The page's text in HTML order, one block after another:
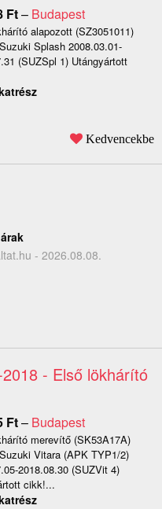
Ft– Budapest
alapozott (SZ3051011)
Splash 2008.03.01-
(SUZSpl 1) Utángyártott
Kedvencekbe
- 2026.08.08.
- Első lökhárító
Ft– Budapest
merevítő (SK53A17A)
Vitara (APK TYP1/2)
2018.08.30 (SUZVit 4)
cikk!...